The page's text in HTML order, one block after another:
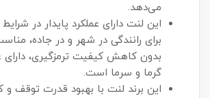
می‌دهد.
این لنت دارای عملکرد پایدار در
برای رانندگی در شهر و در جاده،
بدون کاهش کیفیت ترمزگیری، دارای
گرما و سرما است.
این برند لنت با بهبود قدرت توقف و